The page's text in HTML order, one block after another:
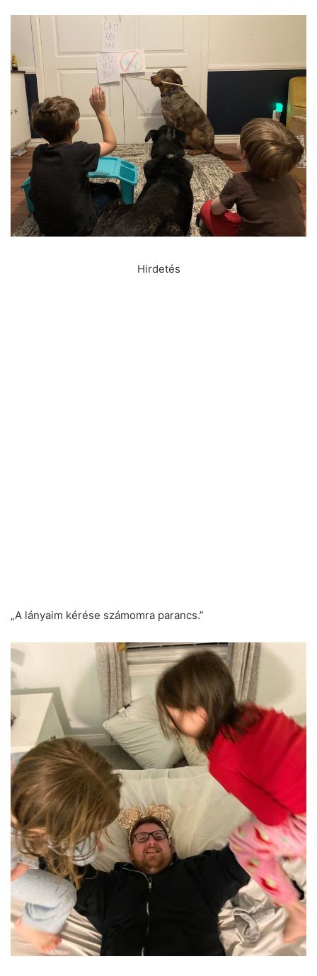
Hirdetés
„A lányaim kérése számomra parancs.”